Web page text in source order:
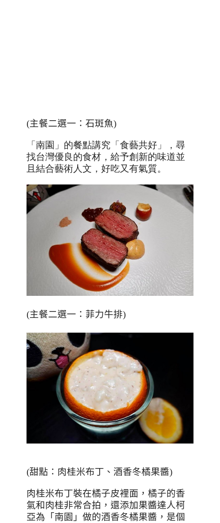
(主餐二選一：石斑魚)
「南園」的餐點講究「食藝共好」，尋
找台灣優良的食材，給予創新的味道並
且結合藝術人文，好吃又有氣質。
(主餐二選一：菲力牛排)
(甜點：肉桂米布丁、酒香冬橘果醬)
肉桂米布丁裝在橘子皮裡面，橘子的香
氣和肉桂非常合拍，還添加果醬達人柯
亞為「南園」做的酒香冬橘果醬，是個